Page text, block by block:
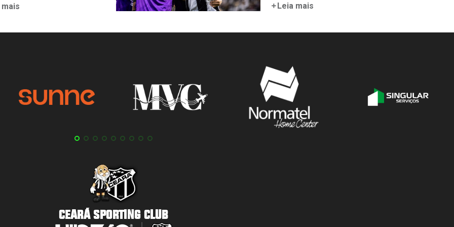
Leia mais
CEARÁ SPORTING CLUB